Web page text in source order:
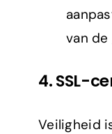
van de
4.SSL-
Veiligheid